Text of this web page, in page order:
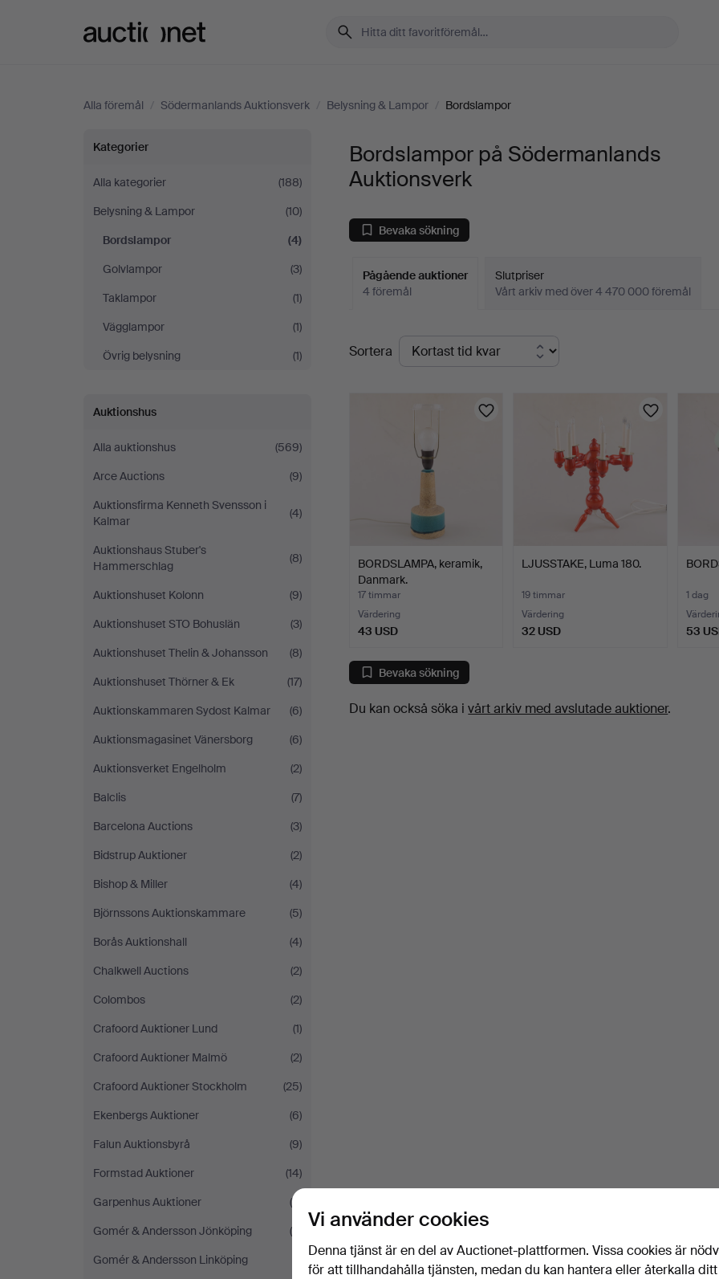
Alla föremål / Södermanlands Auktionsverk / Belysning & Lampor / Bordslampor
Bordslampor
på
Södermanlands
Auktionsverk
Kategorier
Alla kategorier
(188)
Belysning & Lampor
(10)
Bordslampor
(4)
Golvlampor
(3)
Taklampor
(1)
Vägglampor
(1)
Övrig belysning
(1)
Auktionshus
Alla auktionshus
(569)
Arce Auctions
(9)
Auktionsfirma Kenneth Svensson i
Kalmar
(4)
Auktionshaus Stuber's
Hammerschlag
(8)
Auktionshuset Kolonn
(9)
Auktionshuset STO Bohuslän
(3)
Auktionshuset Thelin & Johansson
(8)
Auktionshuset Thörner & Ek
(17)
Auktionskammaren Sydost Kalmar
(6)
Auktionsmagasinet Vänersborg
(6)
Auktionsverket Engelholm
(2)
Balclis
(7)
Barcelona Auctions
(3)
Bidstrup Auktioner
(2)
Bishop & Miller
(4)
Björnssons Auktionskammare
(5)
Borås Auktionshall
(4)
Chalkwell Auctions
(2)
Colombos
(2)
Crafoord Auktioner Lund
(1)
Crafoord Auktioner Malmö
(2)
Crafoord Auktioner Stockholm
(25)
Ekenbergs Auktioner
(6)
Falun Auktionsbyrå
(9)
Formstad Auktioner
(14)
Garpenhus Auktioner
(5)
Gomér & Andersson Jönköping
(6)
Gomér & Andersson Linköping
Bordslampor på Södermanlands
Auktionsverk
Bevaka sökning
Pågående auktioner
4 föremål
Slutpriser
Vårt arkiv med över 4 470 000 föremål
Pågående
auktioner
Sortera
BORDSLAMPA, keramik,
Danmark.
17 timmar
Värdering
43 USD
LJUSSTAKE, Luma 180.
19 timmar
Värdering
32 USD
1 dag
53
Bevaka sökning
Du kan också söka ivårt arkiv med avslutade auktioner.
Vi använder cookies
Denna tjänst är en del av Auctionet-plattformen. Vissa cookies är
för att tillhandahålla tjänsten, medan du kan hantera eller återkalla ditt